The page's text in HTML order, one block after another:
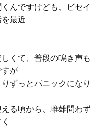
んですけども、ビセ
最近
くて、普段の鳴き声も
が
ずっとパニックにな
る頃から、雌雄問わ